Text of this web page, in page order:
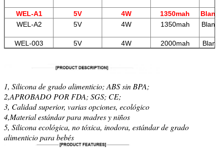
WEL-A1
5V 4W 1350mah
WEL-A2
5V 4W 1350mah
WEL-003
5V 4W 2000mah
1, Silicona de grado alimenticio; ABS sin BPA;
2,APROBADO POR FDA; SGS; CE;
3, Calidad superior, varias opciones, ecológico
4,Material estándar para madres y niños
5, Silicona ecológica, no tóxica, inodora, estándar de grado
alimenticio para bebés